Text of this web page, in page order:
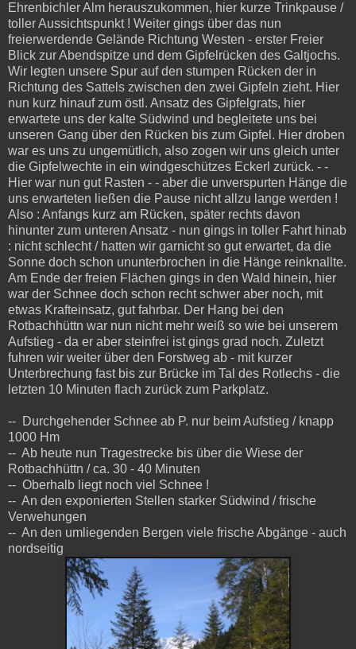
Ehrenbichler Alm herauszukommen, hier kurze Trinkpause /
toller Aussichtspunkt ! Weiter gings über das nun
freierwerdende Gelände Richtung Westen - erster Freier
Blick zur Abendspitze und dem Gipfelrücken des Galtjochs.
Wir legten unsere Spur auf den stumpen Rücken der in
Richtung des Sattels zwischen den zwei Gipfeln zieht. Hier
nun kurz hinauf zum östl. Ansatz des Gipfelgrats, hier
erwartete uns der kalte Südwind und begleitete uns bei
unseren Gang über den Rücken bis zum Gipfel. Hier droben
war es uns zu ungemütlich, also zogen wir uns gleich unter
die Gipfelwechte in ein windgeschützes Eckerl zurück. - -
Hier war nun gut Rasten - - aber die unverspurten Hänge die
uns erwarteten ließen die Pause nicht allzu lange werden !
Also : Anfangs kurz am Rücken, später rechts davon
hinunter zum unteren Ansatz - nun gings in toller Fahrt hinab
: nicht schlecht / hatten wir garnicht so gut erwartet, da die
Sonne doch schon ununterbrochen in die Hänge reinknallte.
Am Ende der freien Flächen gings in den Wald hinein, hier
war der Schnee doch schon recht schwer aber noch, mit
etwas Krafteinsatz, gut fahrbar. Der Hang bei den
Rotbachhüttn war nun nicht mehr weiß so wie bei unserem
Aufstieg - da er aber steinfrei ist gings grad noch. Zuletzt
fuhren wir weiter über den Forstweg ab - mit kurzer
Unterbrechung fast bis zur Brücke im Tal des Rotlechs - die
letzten 10 Minuten flach zurück zum Parkplatz.
-- Durchgehender Schnee ab P. nur beim Aufstieg / knapp
1000 Hm
-- Ab heute nun Tragestrecke bis über die Wiese der
Rotbachhüttn / ca. 30 - 40 Minuten
-- Oberhalb liegt noch viel Schnee !
-- An den exponierten Stellen starker Südwind / frische
Verwehungen
-- An den umliegenden Bergen viele frische Abgänge - auch
nordseitig